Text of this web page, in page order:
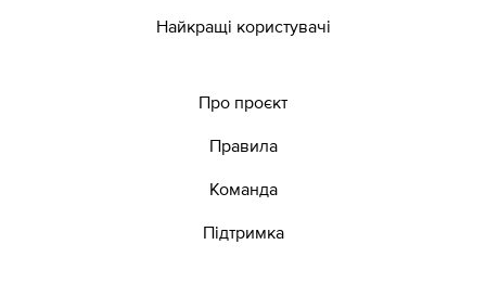
Найкращі користувачі
Про проєкт
Правила
Команда
Підтримка